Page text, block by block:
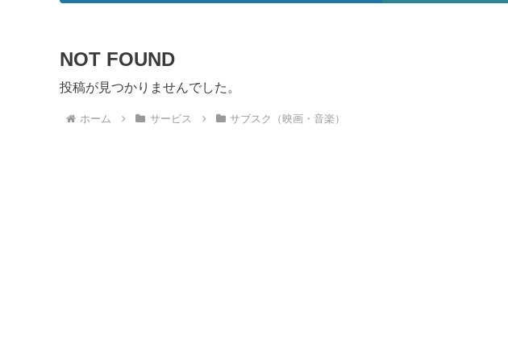
NOT FOUND
投稿が見つかりませんでした。
ホーム サービス サブスク（映画・音楽）